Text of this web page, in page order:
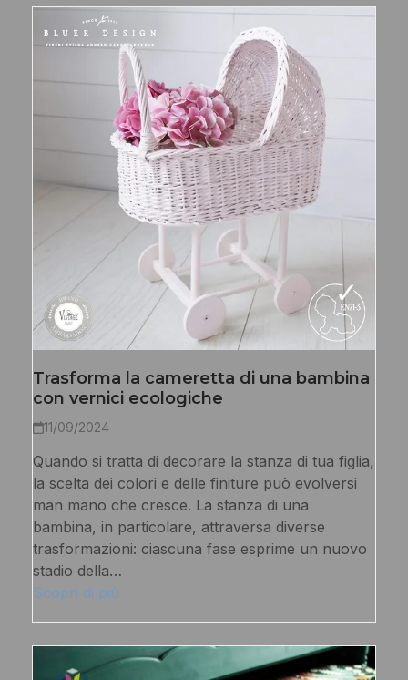
Trasforma la cameretta di una bambina
con vernici ecologiche
11/09/2024
Quando si tratta di decorare la stanza di tua figlia,
la scelta dei colori e delle finiture può evolversi
man mano che cresce. La stanza di una
bambina, in particolare, attraversa diverse
trasformazioni: ciascuna fase esprime un nuovo
stadio della…
Scopri di più